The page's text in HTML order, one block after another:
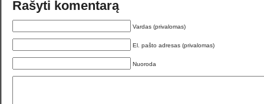
Rašyti komentarą
Vardas (privalomas)
El. pašto adresas (privalomas)
Nuoroda